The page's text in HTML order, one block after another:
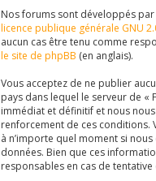
Nos forums sont développés
licence publique générale GNU
aucun cas être tenu comme
le site de phpBB (en anglais).
Vous acceptez de ne publier
pays dans lequel le serveur de «
immédiat et définitif et nous
renforcement de ces conditions.
à n’importe quel moment si
données. Bien que ces
responsables en cas de